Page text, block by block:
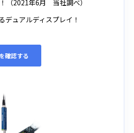
（2021年6月 当社調べ）
デュアルディスプレイ！
確認する